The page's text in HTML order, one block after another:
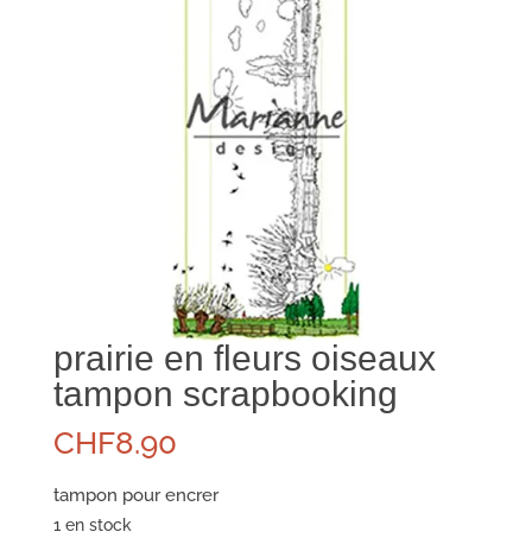
prairie en fleurs oiseaux
tampon scrapbooking
CHF8.90
tampon pour encrer
1 en stock